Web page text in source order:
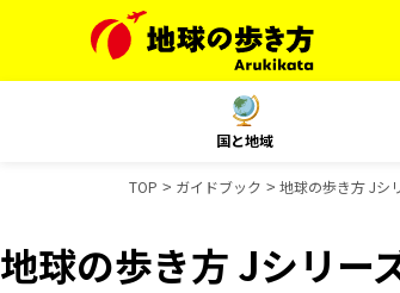
国と地域
TOP ガイドブック 地球の歩き方 Jシ
地球の歩き方 Jシリー